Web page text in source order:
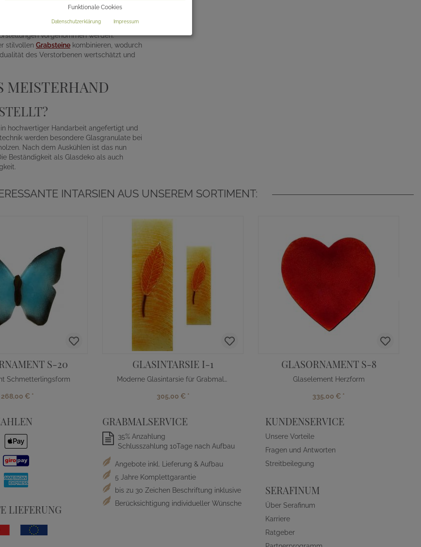
Da dieses Unikat individuell für Sie
vorgenommen werden.
stilvollen Grabsteine kombinieren, wodurch
des Verstorbenen wertschätzt und
MEISTERHAND
hochwertiger Handarbeit angefertigt und
werden besondere Glasgranulate bei
Nach dem Auskühlen ist das nun
Beständigkeit als Glasdeko als auch
INTARSIEN AUS UNSEREM SORTIMENT:
S-20
Schmetterlingsform
268,00 € *
GLASINTARSIE I-1
Moderne Glasintarsie für Grabmale mit Blattmotiv
305,00 € *
GLASORNAMENT S-8
Glaselement Herzform
335,00 € *
LIEFERUNG
GRABMALSERVICE
35% Anzahlung
Schlusszahlung 10Tage nach Aufbau
Angebote inkl. Lieferung & Aufbau
5 Jahre Komplettgarantie
bis zu 30 Zeichen Beschriftung inklusive
Berücksichtigung individueller Wünsche
KUNDENSERVICE
Unsere Vorteile
Fragen und Antworten
Streitbeilegung
SERAFINUM
Über Serafinum
Karriere
Ratgeber
Funktionale Cookies
Datenschutzerklärung Impressum